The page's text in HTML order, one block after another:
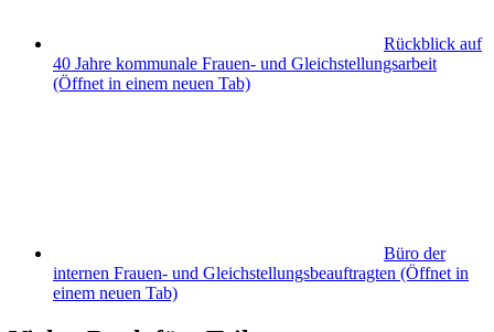
Rückblick auf
40 Jahre kommunale Frauen- und Gleichstellungsarbeit
(Öffnet in einem neuen Tab)
Büro der
internen Frauen- und Gleichstellungsbeauftragten (Öffnet in
einem neuen Tab)